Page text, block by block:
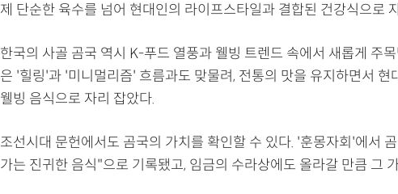
제 단순한 육수를 넘어 현대인의 라이프스타일과 결합된 건강식으로
한국의 사골 곰국 역시 K-푸드 열풍과 웰빙 트렌드 속에서 새롭게 주
은 '힐링'과 '미니멀리즘' 흐름과도 맞물려, 전통의 맛을 유지하면서 현
웰빙 음식으로 자리 잡았다.
조선시대 문헌에서도 곰국의 가치를 확인할 수 있다. '훈몽자회'에서
가는 진귀한 음식"으로 기록됐고, 임금의 수라상에도 올라갈 만큼 그